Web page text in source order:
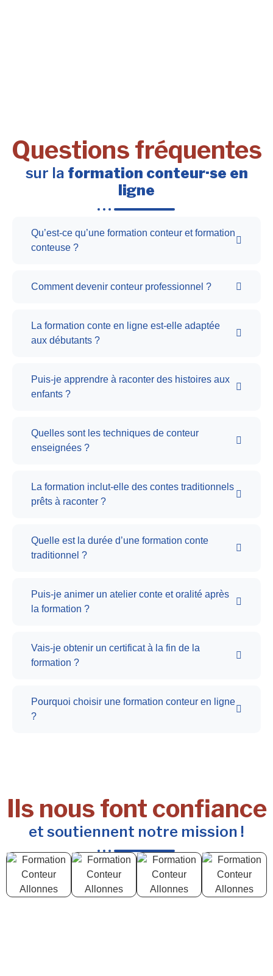
Questions fréquentes
sur la formation conteur·se en
ligne
Qu’est-ce qu’une formation conteur et formation
conteuse ?
Comment devenir conteur professionnel ?
La formation conte en ligne est-elle adaptée
aux débutants ?
Puis-je apprendre à raconter des histoires aux
enfants ?
Quelles sont les techniques de conteur
enseignées ?
La formation inclut-elle des contes traditionnels
prêts à raconter ?
Quelle est la durée d’une formation conte
traditionnel ?
Puis-je animer un atelier conte et oralité après
la formation ?
Vais-je obtenir un certificat à la fin de la
formation ?
Pourquoi choisir une formation conteur en ligne
?
Ils nous font confiance
et soutiennent notre mission !